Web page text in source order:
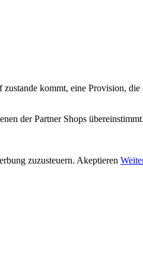
kommt, eine Provision,
der Partner Shops
zuzusteuern. Akeptieren